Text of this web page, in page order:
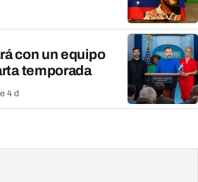
con un equipo
temporada
4 d